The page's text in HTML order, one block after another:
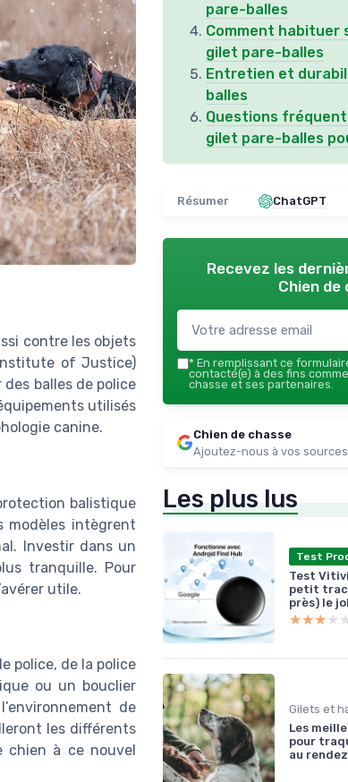
contre les objets
of Justice)
balles de police
utilisés
canine.
balistique
modèles intègrent
Investir dans un
tranquille. Pour
utile.
police, de la police
ou un bouclier
de
les différents
chien à ce nouvel
pare-balles
Comment habituer
gilet pare-balles
Entretien et
balles
Questions
gilet pare-balles
Résumer ChatGPT
Recevez les
Chien de
* En remplissant ce
contacté(e) à des fins
chasse et ses partenaires.
Chien de chasse
Ajoutez-nous à vos
Les plus lus
Test
Test
petit
près) le
Gilets et
Les
pour
au